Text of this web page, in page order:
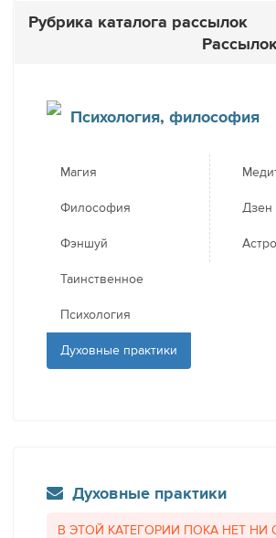
Рубрика каталога рассылок
Психология, философия
Магия
Философия
Фэншуй
Таинственное
Психология
Духовные практики
Дзен
Духовные практики
В ЭТОЙ КАТЕГОРИИ ПОКА НЕТ НИ